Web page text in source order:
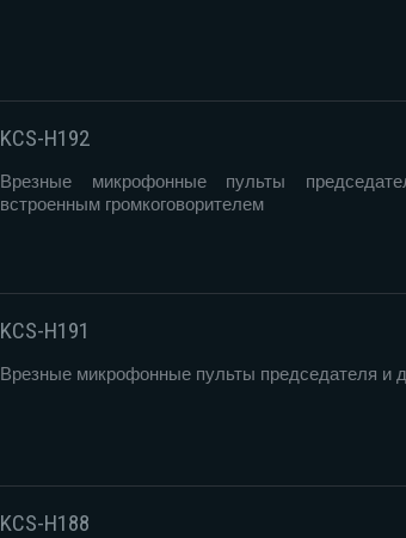
KCS-H192
Врезные микрофонные пульты
встроенным громкоговорителем
KCS-H191
Врезные микрофонные пульты председателя и
KCS-H188